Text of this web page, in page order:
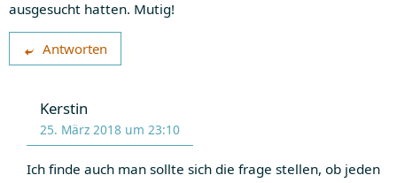
ausgesucht hatten. Mutig!
Antworten
Kerstin
25. März 2018 um 23:10
Ich finde auch man sollte sich die frage stellen, ob jeden